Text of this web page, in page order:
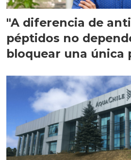
"A diferencia de
péptidos no
bloquear una única